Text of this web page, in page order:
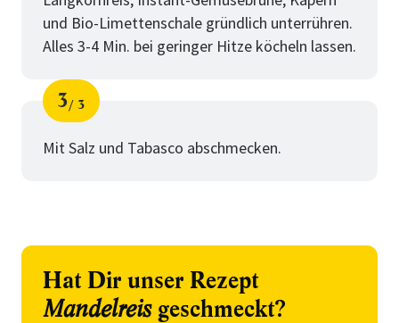
und Bio-Limettenschale gründlich unterrühren.
Alles 3-4 Min. bei geringer Hitze köcheln lassen.
Schritt
3
von
3
Mit Salz und Tabasco abschmecken.
Hat Dir unser Rezept
Mandelreisgeschmeckt?